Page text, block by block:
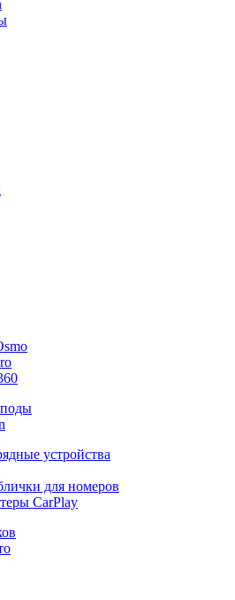
устройства
для номеров
CarPlay